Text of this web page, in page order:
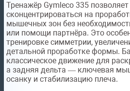
Тренажёр Gymleco 335
сконцентрироваться на
мышечных зон без
или помощи партнёра. Это
тренировке симметрии,
детальной проработке формы.
классическое движение для
а задняя дельта — ключевая
осанку и стабилизацию плеча.